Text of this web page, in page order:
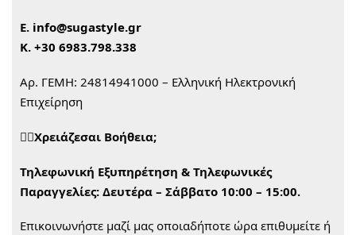
Ε. info@sugastyle.gr
Κ. +30 6983.798.338
Αρ. ΓΕΜΗ: 24814941000 – Ελληνική Ηλεκτρονική
Επιχείρηση
🙋‍♀️Χρειάζεσαι Βοήθεια;
Τηλεφωνική Εξυπηρέτηση & Τηλεφωνικές
Παραγγελίες: Δευτέρα – Σάββατο 10:00 – 15:00.
Επικοινωνήστε μαζί μας οποιαδήποτε ώρα επιθυμείτε ή